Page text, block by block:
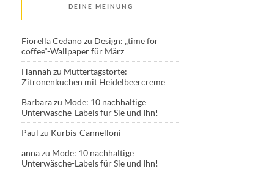
DEINE MEINUNG
Fiorella Cedanozu Design: „time for
coffee“-Wallpaper für März
Hannah zu Muttertagstorte:
Zitronenkuchen mit Heidelbeercreme
Barbarazu Mode: 10 nachhaltige
Unterwäsche-Labels für Sie und Ihn!
Paul zu Kürbis-Cannelloni
annazu Mode: 10 nachhaltige
Unterwäsche-Labels für Sie und Ihn!